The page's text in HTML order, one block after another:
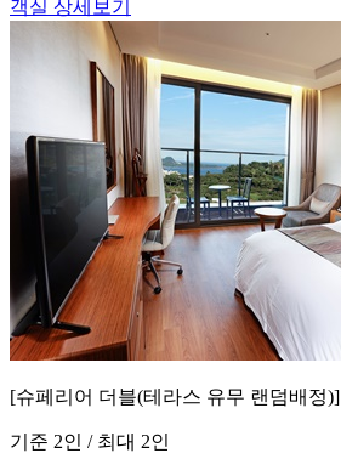
객실 상세보기
[슈페리어 더블(테라스 유무 랜덤배정)]
기준 2인 / 최대 2인